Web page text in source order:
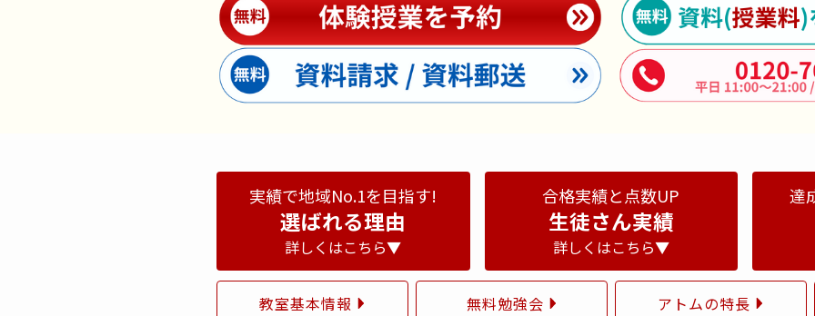
実績で地域No.1を目指す!
選ばれる理由
詳しくはこちら▼
合格実績と点数UP
生徒さん実績
詳しくはこちら▼
達
教室基本情報 無料勉強会 アトムの特長